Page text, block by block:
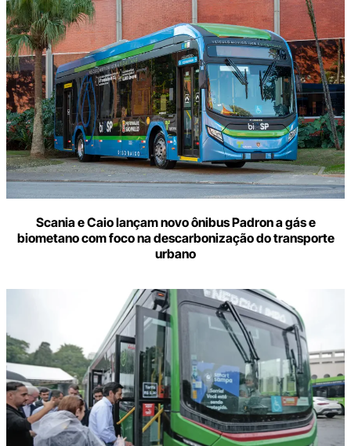
Scania e Caio lançam novo ônibus Padron a gás e
biometano com foco na descarbonização do transporte
urbano